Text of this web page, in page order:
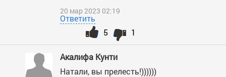
20 мар 2023 02:19
Ответить
1
5
Акалифа Кунти
Натали, вы прелесть!))))))